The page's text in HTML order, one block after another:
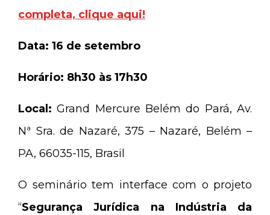
completa, clique aqui!
Data: 16 de setembro
Horário: 8h30 às 17h30
Local: Grand Mercure Belém do Pará, Av.
Nª Sra. de Nazaré, 375 – Nazaré, Belém –
PA, 66035-115, Brasil
O seminário tem interface com o projeto
“Segurança Jurídica na Indústria da